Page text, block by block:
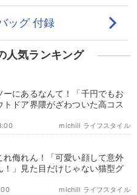
人気ランキング
ーにあるなんて！「千円でもお
トドア界隈がざわついた高コス
michill ライフスタイル
れ侮れん！「可愛い顔して意外
！」見た目だけじゃない猫型グ
michill ライフスタイル